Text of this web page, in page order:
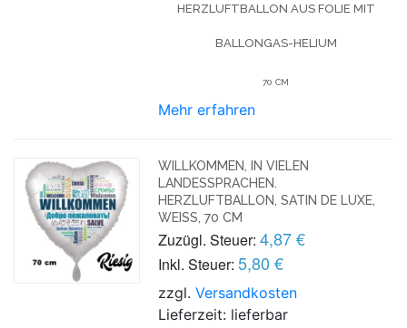
HERZLUFTBALLON AUS FOLIE MIT
BALLONGAS-HELIUM
70 CM
Mehr erfahren
WILLKOMMEN, IN VIELEN
LANDESSPRACHEN.
HERZLUFTBALLON, SATIN DE LUXE,
WEISS, 70 CM
Zuzügl. Steuer: 4,87 €
Inkl. Steuer: 5,80 €
zzgl.Versandkosten
Lieferzeit: lieferbar